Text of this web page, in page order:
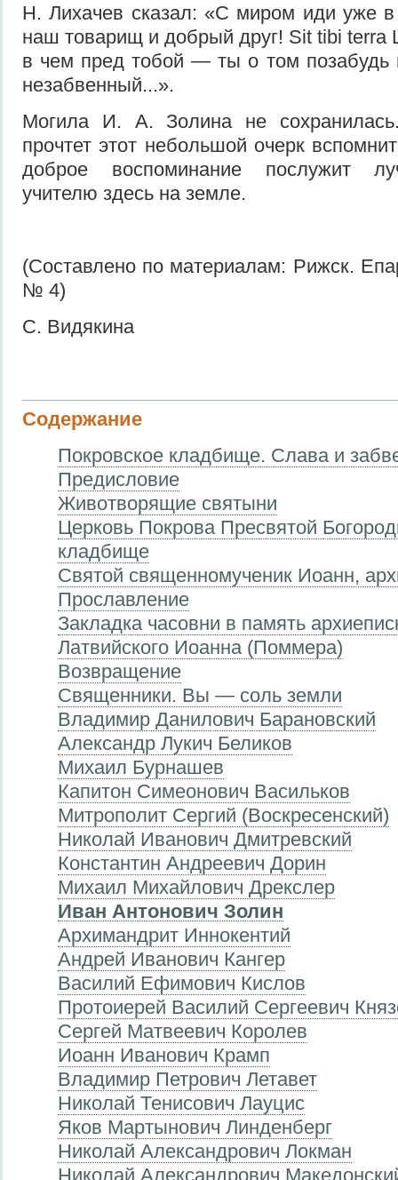
Н. Лихачев сказал: «С миром иди уже в
наш товарищ и добрый друг! Sit tibi
в чем пред тобой — ты о том позабудь
незабвенный...».
Могила И. А. Золина не
прочтет этот небольшой очерк
доброе воспоминание послужит
учителю здесь на земле.
(Составлено по материалам: Рижск.
№ 4)
С. Видякина
Содержание
Покровское кладбище. Слава и
Предисловие
Животворящие святыни
Церковь Покрова Пресвятой
кладбище
Святой священномученик Иоанн,
Прославление
Закладка часовни в память
Латвийского Иоанна (Поммера)
Возвращение
Священники. Вы — соль земли
Владимир Данилович Барановский
Александр Лукич Беликов
Михаил Бурнашев
Капитон Симеонович Васильков
Митрополит Сергий (Воскресенский)
Николай Иванович Дмитревский
Константин Андреевич Дорин
Михаил Михайлович Дрекслер
Иван Антонович Золин
Aрхимандрит Иннокентий
Андрей Иванович Кангер
Василий Ефимович Кислов
Протоиерей Василий Сергеевич
Сергей Матвеевич Королев
Иоанн Иванович Крамп
Владимир Петрович Летавет
Николай Тенисович Лауцис
Яков Мартынович Линденберг
Николай Александрович Локман
Николай Александрович